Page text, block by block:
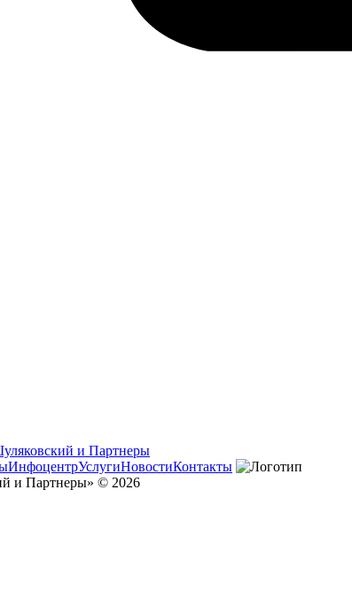
ИнфоцентрУслугиНовостиКонтакты
и Партнеры» © 2026